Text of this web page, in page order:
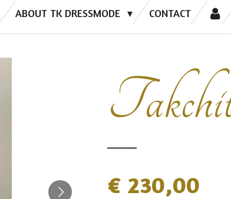
ABOUT TK DRESSMODE CONTACT
€ 230,00